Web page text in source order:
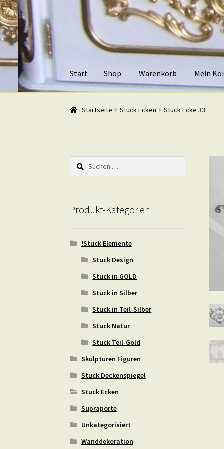
Zur
Navigation
springen
Zum
Inhalt
springen
Start Shop Warenkorb Mein
Start ShopWarenkorb Mein Konto Kasse
Startseite Stuck Ecken Stuck Ecke 33
Suchen
nach:
Produkt-Kategorien
!Stuck Elemente
Stuck Design
Stuck in GOLD
Stuck in Silber
Stuck in Teil-Silber
Stuck Natur
Stuck Teil-Gold
Skulpturen Figuren
Stuck Deckenspiegel
Stuck Ecken
Supraporte
Unkategorisiert
Wanddekoration